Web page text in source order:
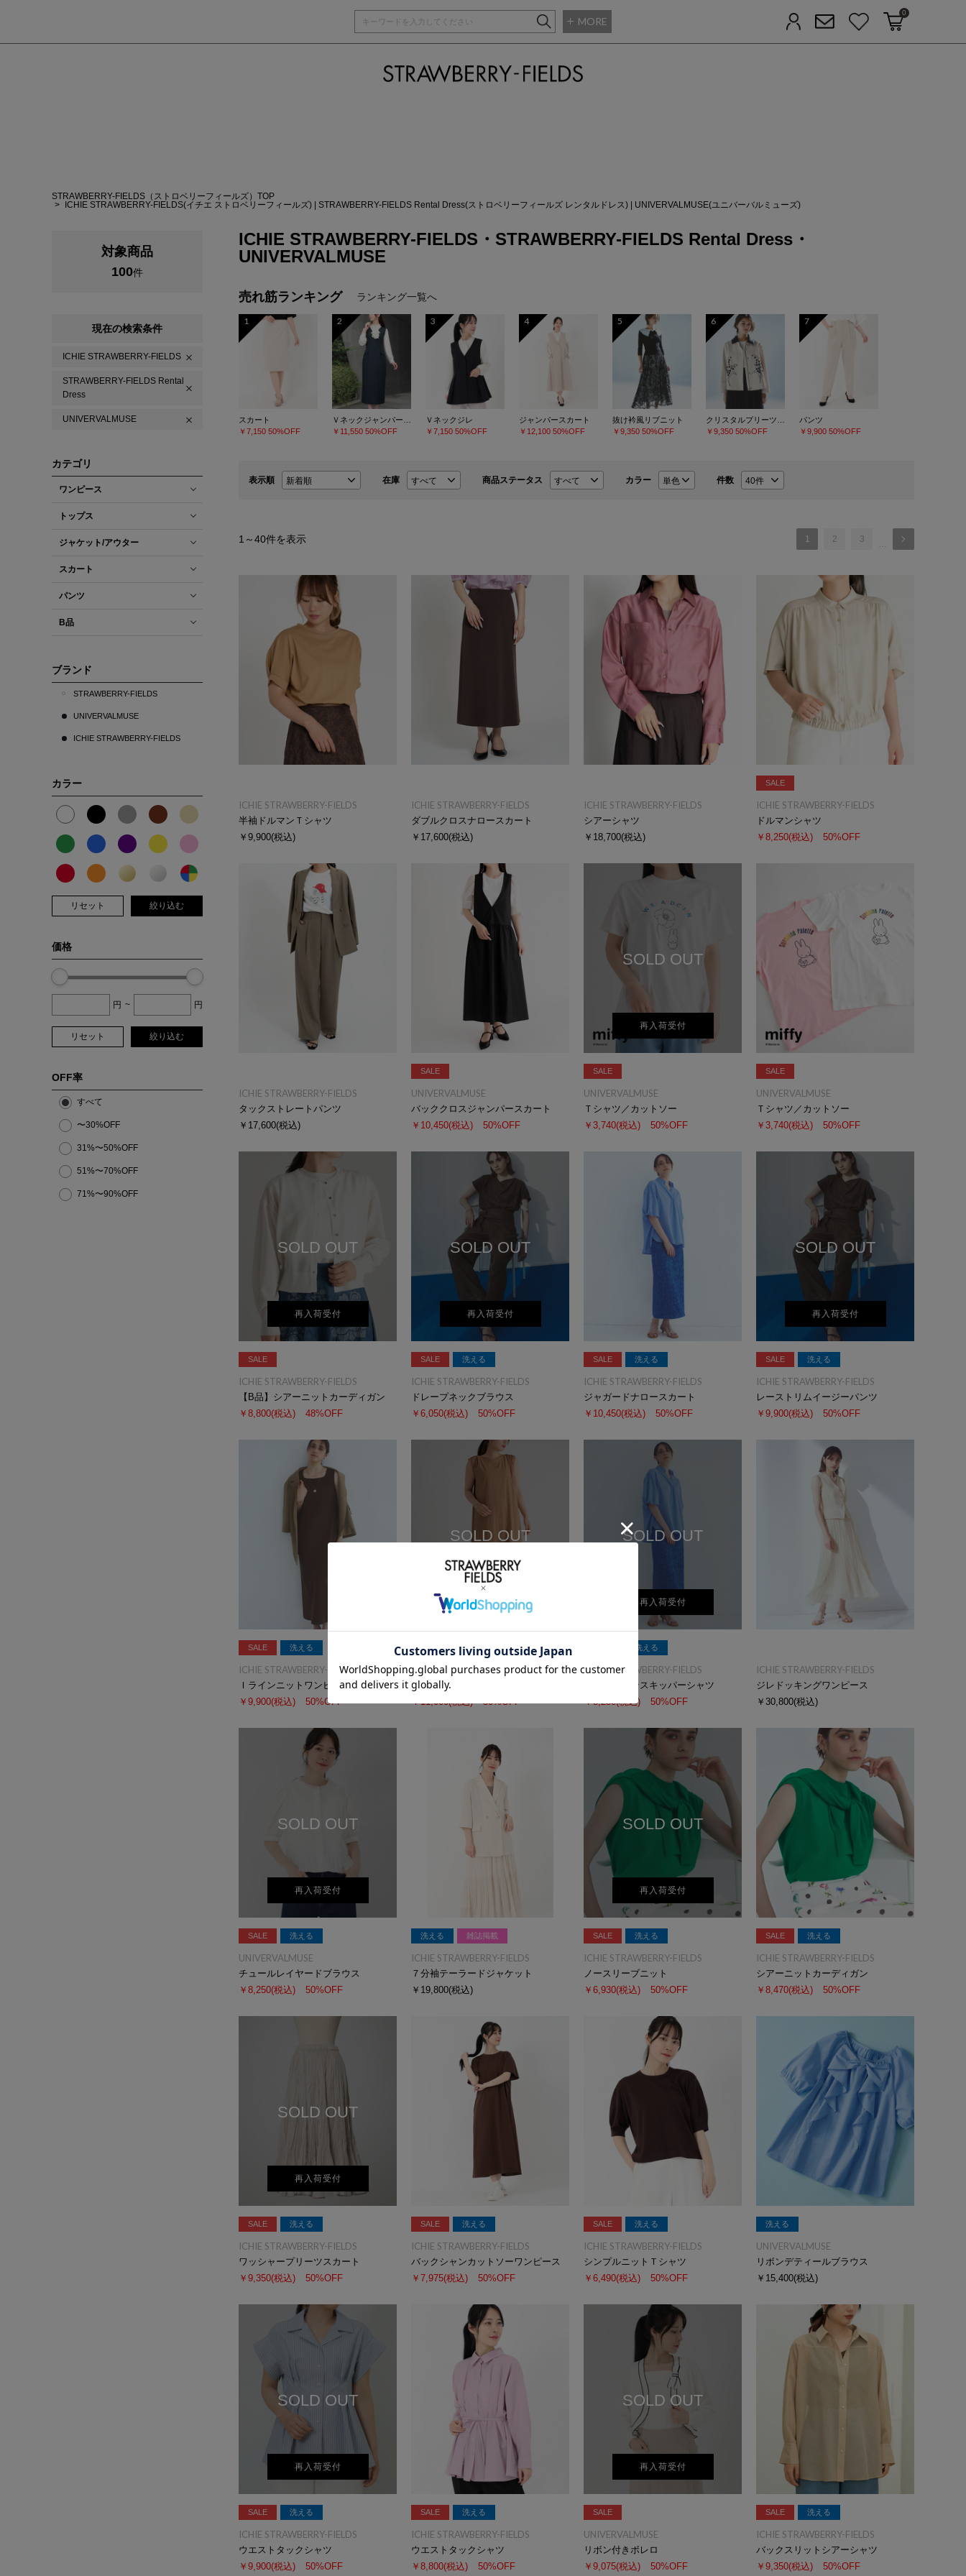
MORE ログイン メルマガ登録お気に入りカートに入れる
0
STRAWBERRY-FIELDS（ストロベリーフィールズ）TOP
ICHIE STRAWBERRY-FIELDS(イチエ ストロベリーフィールズ)
STRAWBERRY-FIELDS Rental Dress(ストロベリーフィールズ レンタルドレス) UNIVERVALMUSE(ユニバーバルミューズ)
対象商品
100件
現在の検索条件
ICHIE STRAWBERRY-FIELDS
STRAWBERRY-FIELDS Rental
Dress
UNIVERVALMUSE
カテゴリ
ワンピース
トップス
ジャケット/アウター
スカート
パンツ
B品
ブランド
STRAWBERRY-FIELDS
UNIVERVALMUSE
ICHIE STRAWBERRY-FIELDS
カラー
リセット 絞り込む
価格
円 ~ 円
リセット 絞り込む
OFF率
すべて
〜30%OFF
31%〜50%OFF
51%〜70%OFF
71%〜90%OFF
ICHIE STRAWBERRY-FIELDS・STRAWBERRY-FIELDS Rental Dress・
UNIVERVALMUSE
売れ筋ランキング ランキング一覧へ
1
スカート
￥7,150 50%OFF
2
￥11,550 50%OFF
3
Ｖネックジレ
￥7,150 50%OFF
4
ジャンパースカート
￥12,100 50%OFF
5
抜け衿風リブニット
￥9,350 50%OFF
6
￥9,350 50%OFF
7
パンツ
￥9,900 50%OFF
表示順 在庫 商品ステータス カラー 件数
1 ～40件を表示 1 2 3 …
ICHIE STRAWBERRY-FIELDS
半袖ドルマンＴシャツ
￥9,900(税込)
ICHIE STRAWBERRY-FIELDS
ダブルクロスナロースカート
￥17,600(税込)
ICHIE STRAWBERRY-FIELDS
シアーシャツ
￥18,700(税込)
SALE
ICHIE STRAWBERRY-FIELDS
ドルマンシャツ
￥8,250(税込) 50%OFF
ICHIE STRAWBERRY-FIELDS
タックストレートパンツ
￥17,600(税込)
SALE
UNIVERVALMUSE
バッククロスジャンパースカート
￥10,450(税込) 50%OFF
SOLD OUT
再入荷受付
SALE
UNIVERVALMUSE
Ｔシャツ／カットソー
￥3,740(税込) 50%OFF
SALE
UNIVERVALMUSE
Ｔシャツ／カットソー
￥3,740(税込) 50%OFF
SOLD OUT
再入荷受付
SALE
ICHIE STRAWBERRY-FIELDS
【B品】シアーニットカーディガン
￥8,800(税込) 48%OFF
SOLD OUT
再入荷受付
SALE 洗える
ICHIE STRAWBERRY-FIELDS
ドレープネックブラウス
￥6,050(税込) 50%OFF
SALE 洗える
ICHIE STRAWBERRY-FIELDS
ジャガードナロースカート
￥10,450(税込) 50%OFF
SOLD OUT
再入荷受付
SALE 洗える
ICHIE STRAWBERRY-FIELDS
レーストリムイージーパンツ
￥9,900(税込) 50%OFF
SALE 洗える
ICHIE STRAWBERRY-FIELDS
Ｉラインニットワンピース
￥9,900(税込) 50%OFF
SOLD OUT
再入荷受付
SALE 洗える
ICHIE STRAWBERRY-FIELDS
裾ティアードワンピース
￥11,000(税込) 50%OFF
SOLD OUT
再入荷受付
洗える
ICHIE STRAWBERRY-FIELDS
シアーローンスキッパーシャツ
￥8,250(税込) 50%OFF
ICHIE STRAWBERRY-FIELDS
ジレドッキングワンピース
￥30,800(税込)
SOLD OUT
再入荷受付
SALE 洗える
UNIVERVALMUSE
チュールレイヤードブラウス
￥8,250(税込) 50%OFF
洗える 雑誌掲載
ICHIE STRAWBERRY-FIELDS
７分袖テーラードジャケット
￥19,800(税込)
SOLD OUT
再入荷受付
SALE 洗える
ICHIE STRAWBERRY-FIELDS
ノースリーブニット
￥6,930(税込) 50%OFF
SALE 洗える
ICHIE STRAWBERRY-FIELDS
シアーニットカーディガン
￥8,470(税込) 50%OFF
SOLD OUT
再入荷受付
SALE 洗える
ICHIE STRAWBERRY-FIELDS
ワッシャープリーツスカート
￥9,350(税込) 50%OFF
SALE 洗える
ICHIE STRAWBERRY-FIELDS
バックシャンカットソーワンピース
￥7,975(税込) 50%OFF
SALE 洗える
ICHIE STRAWBERRY-FIELDS
シンプルニットＴシャツ
￥6,490(税込) 50%OFF
洗える
UNIVERVALMUSE
リボンデティールブラウス
￥15,400(税込)
SOLD OUT
再入荷受付
SALE 洗える
ICHIE STRAWBERRY-FIELDS
ウエストタックシャツ
￥9,900(税込) 50%OFF
SALE 洗える
ICHIE STRAWBERRY-FIELDS
ウエストタックシャツ
￥8,800(税込) 50%OFF
SOLD OUT
再入荷受付
SALE
UNIVERVALMUSE
リボン付きボレロ
￥9,075(税込) 50%OFF
SALE 洗える
ICHIE STRAWBERRY-FIELDS
バックスリットシアーシャツ
￥9,350(税込) 50%OFF